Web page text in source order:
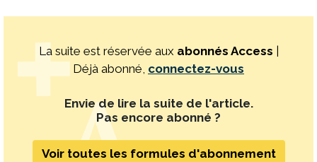
La suite est réservée aux abonnés Access |
Déjà abonné, connectez-vous
Envie de lire la suite de l'article.
Pas encore abonné ?
Voir toutes les formules d'abonnement